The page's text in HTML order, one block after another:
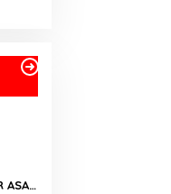
ASAL